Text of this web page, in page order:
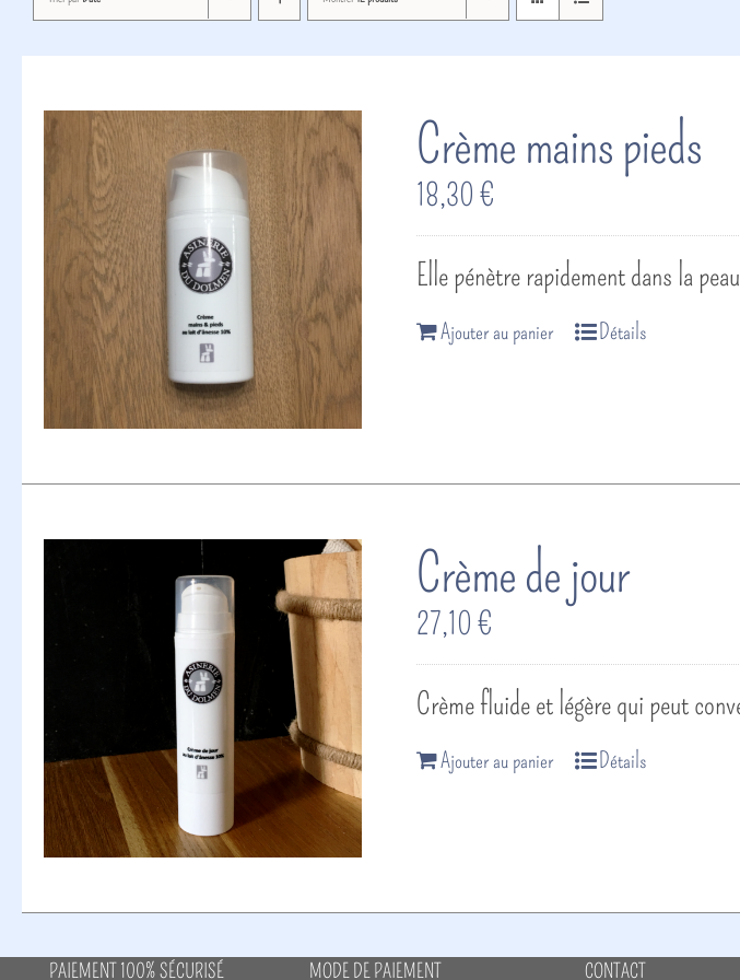
Crème mains pieds
18,30€
Elle pénètre rapidement dans la
Ajouter au panier Détails
Crème de jour
27,10€
Crème fluide et légère qui peut
Ajouter au panier Détails
PAIEMENT 100% SÉCURISÉ MODE DE PAIEMENT CONTACT